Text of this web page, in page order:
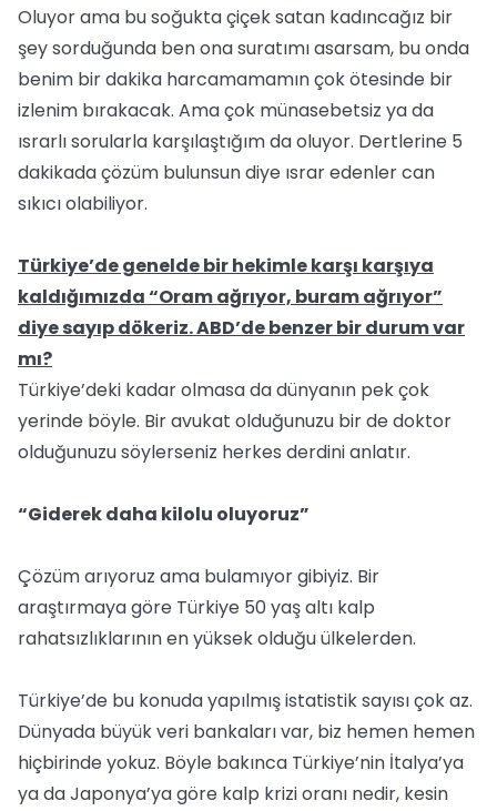
Oluyor ama bu soğukta çiçek satan kadıncağız bir
şey sorduğunda ben ona suratımı asarsam, bu onda
benim bir dakika harcamamamın çok ötesinde bir
izlenim bırakacak. Ama çok münasebetsiz ya da
ısrarlı sorularla karşılaştığım da oluyor. Dertlerine 5
dakikada çözüm bulunsun diye ısrar edenler can
sıkıcı olabiliyor.
Türkiye’de genelde bir hekimle karşı karşıya
kaldığımızda “Oram ağrıyor, buram ağrıyor”
diye sayıp dökeriz. ABD’de benzer bir durum var
mı?
Türkiye’deki kadar olmasa da dünyanın pek çok
yerinde böyle. Bir avukat olduğunuzu bir de doktor
olduğunuzu söylerseniz herkes derdini anlatır.
“Giderek daha kilolu oluyoruz”
Çözüm arıyoruz ama bulamıyor gibiyiz. Bir
araştırmaya göre Türkiye 50 yaş altı kalp
rahatsızlıklarının en yüksek olduğu ülkelerden.
Türkiye’de bu konuda yapılmış istatistik sayısı çok az.
Dünyada büyük veri bankaları var, biz hemen hemen
hiçbirinde yokuz. Böyle bakınca Türkiye’nin İtalya’ya
ya da Japonya’ya göre kalp krizi oranı nedir, kesin